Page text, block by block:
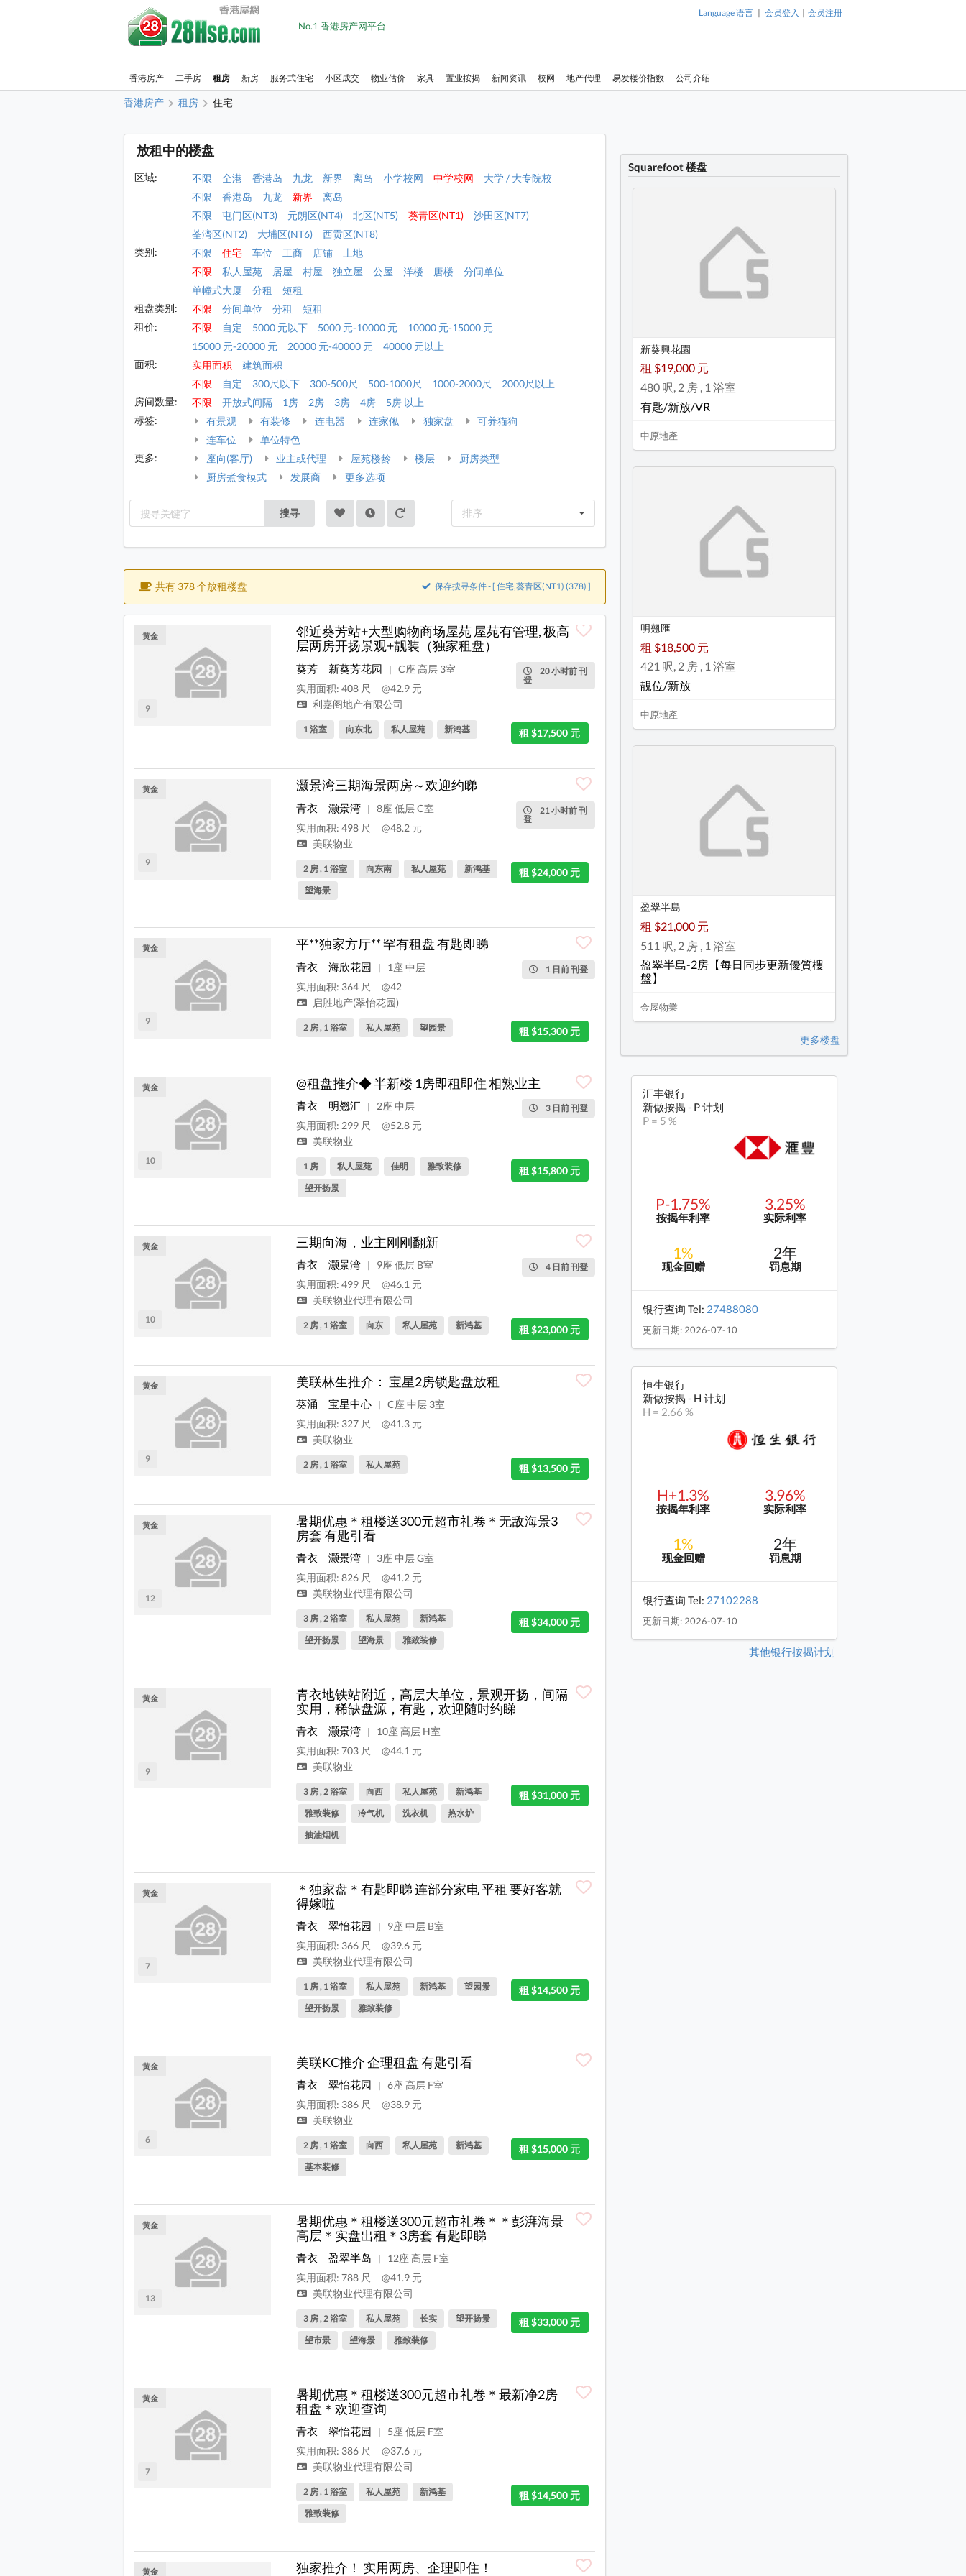
No.1 香港房产网平台
Language 语言 | 会员登入 | 会员注册
香港房产 二手房 租房 新房 服务式住宅 小区成交 物业估价 家具 置业按揭 新闻资讯 校网 地产代理 易发楼价指数 公司介绍
香港房产 租房 住宅
放租中的楼盘
区域: 不限 全港 香港岛 九龙 新界 离岛 小学校网 中学校网
大学 / 大专院校
不限
香港岛 九龙 新界
离岛
不限
屯门区(NT3) 元朗区(NT4) 北区(NT5) 葵青区(NT1)
沙田区(NT7)
荃湾区(NT2)
大埔区(NT6)
西贡区(NT8)
类别:
不限 住宅 车位 工商 店铺
土地
不限
私人屋苑 居屋 村屋 独立屋 公屋 洋楼 唐楼
分间单位
单幢式大厦
分租
短租
租盘类别:
不限 分间单位 分租
短租
租价:
不限 自定 5000 元以下 5000 元-10000 元
10000 元-15000 元
15000 元-20000 元
20000 元-40000 元
40000 元以上
面积:
实用面积
建筑面积
不限
自定 300尺以下 300-500尺 500-1000尺 1000-2000尺
2000尺以上
房间数量:
不限 开放式间隔 1房 2房 3房 4房
5房 以上
标签:
有景观 有装修 连电器 连家俬 独家盘
可养猫狗
连车位
单位特色
更多:
座向(客厅) 业主或代理 屋苑楼龄 楼层
厨房类型
厨房煮食模式
发展商 更多选项
搜寻 排序
共有 378 个放租楼盘 保存搜寻条件 - [ 住宅,葵青区(NT1) (378) ]
9
黄金
邻近葵芳站+大型购物商场屋苑 屋苑有管理, 极高
层两房开扬景观+靓装（独家租盘）
20 小时前 刊
登
葵芳 新葵芳花园 |
C座 高层 3室
实用面积: 408 尺
@42.9 元
利嘉阁地产有限公司
租 $17,500 元
1 浴室 向东北 私人屋苑 新鸿基
9
黄金 灏景湾三期海景两房～欢迎约睇
21 小时前 刊
登
青衣 灏景湾 |
8座 低层 C室
实用面积: 498 尺
@48.2 元
美联物业
租 $24,000 元
2 房 , 1 浴室 向东南 私人屋苑
新鸿基
望海景
9
黄金 平**独家方厅** 罕有租盘 有匙即睇
1 日前 刊登
青衣 海欣花园 |
1座 中层
实用面积: 364 尺
@42
启胜地产(翠怡花园)
租 $15,300 元
2 房 , 1 浴室 私人屋苑 望园景
10
黄金 @租盘推介◆ 半新楼 1房即租即住 相熟业主
3 日前 刊登
青衣 明翘汇 |
2座 中层
实用面积: 299 尺
@52.8 元
美联物业
租 $15,800 元
1 房 私人屋苑 佳明
雅致装修
望开扬景
10
黄金 三期向海，业主刚刚翻新
4 日前 刊登
青衣 灏景湾 |
9座 低层 B室
实用面积: 499 尺
@46.1 元
美联物业代理有限公司
租 $23,000 元
2 房 , 1 浴室 向东 私人屋苑 新鸿基
9
黄金 美联林生推介： 宝星2房锁匙盘放租
葵涌 宝星中心 |
C座 中层 3室
实用面积: 327 尺
@41.3 元
美联物业
租 $13,500 元
2 房 , 1 浴室 私人屋苑
12
黄金
暑期优惠＊租楼送300元超市礼卷＊无敌海景3
房套 有匙引看
青衣 灏景湾 |
3座 中层 G室
实用面积: 826 尺
@41.2 元
美联物业代理有限公司
租 $34,000 元
3 房 , 2 浴室 私人屋苑
新鸿基
望开扬景
望海景 雅致装修
9
黄金
青衣地铁站附近，高层大单位，景观开扬，间隔
实用，稀缺盘源，有匙，欢迎随时约睇
青衣 灏景湾 |
10座 高层 H室
实用面积: 703 尺
@44.1 元
美联物业
租 $31,000 元
3 房 , 2 浴室 向西 私人屋苑
新鸿基
雅致装修
冷气机 洗衣机
热水炉
抽油烟机
7
黄金
＊独家盘＊有匙即睇 连部分家电 平租 要好客就
得嫁啦
青衣 翠怡花园 |
9座 中层 B室
实用面积: 366 尺
@39.6 元
美联物业代理有限公司
租 $14,500 元
1 房 , 1 浴室 私人屋苑 新鸿基
望园景
望开扬景
雅致装修
6
黄金 美联KC推介 企理租盘 有匙引看
青衣 翠怡花园 |
6座 高层 F室
实用面积: 386 尺
@38.9 元
美联物业
租 $15,000 元
2 房 , 1 浴室 向西 私人屋苑
新鸿基
基本装修
13
黄金
暑期优惠＊租楼送300元超市礼卷＊＊彭湃海景
高层＊实盘出租＊3房套 有匙即睇
青衣 盈翠半岛 |
12座 高层 F室
实用面积: 788 尺
@41.9 元
美联物业代理有限公司
租 $33,000 元
3 房 , 2 浴室 私人屋苑 长实
望开扬景
望市景
望海景 雅致装修
7
黄金
暑期优惠＊租楼送300元超市礼卷＊最新净2房
租盘＊欢迎查询
青衣 翠怡花园 |
5座 低层 F室
实用面积: 386 尺
@37.6 元
美联物业代理有限公司
租 $14,500 元
2 房 , 1 浴室 私人屋苑
新鸿基
雅致装修
黄金 独家推介！ 实用两房、企理即住！
Squarefoot 楼盘
新葵興花園
租 $19,000 元
480 呎, 2 房 , 1 浴室
有匙/新放/VR
中原地產
明翹匯
租 $18,500 元
421 呎, 2 房 , 1 浴室
靚位/新放
中原地產
盈翠半島
租 $21,000 元
511 呎, 2 房 , 1 浴室
盈翠半島-2房【每日同步更新優質樓
盤】
金屋物業
更多楼盘
汇丰银行
新做按揭 - P 计划
P = 5 %
P-1.75%
按揭年利率
3.25%
实际利率
1%
现金回赠
2年
罚息期
银行查询 Tel: 27488080
更新日期: 2026-07-10
恒生银行
新做按揭 - H 计划
H = 2.66 %
H+1.3%
按揭年利率
3.96%
实际利率
1%
现金回赠
2年
罚息期
银行查询 Tel: 27102288
更新日期: 2026-07-10
其他银行按揭计划